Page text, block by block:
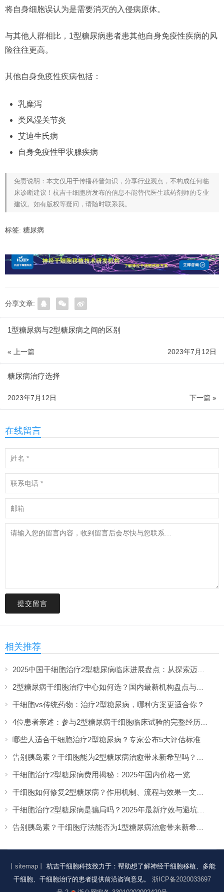
将自身细胞误认为是需要消灭的入侵病原体。
与其他人群相比，1型糖尿病患者患其他自身免疫性疾病的风
险往往更高。
其他自身免疫性疾病包括：
乳糜泻
类风湿关节炎
艾迪生氏病
自身免疫性甲状腺疾病
免责说明：本文仅用于传播科普知识，分享行业观点，不构成任何临
床诊断建议！杭吉干细胞所发布的信息不能替代医生或药剂师的专业
建议。如有版权等疑问，请随时联系我。
标签: 糖尿病
分享文章:
1型糖尿病与2型糖尿病之间的区别
« 上一篇 2023年7月12日
糖尿病治疗选择
下一篇 »
2023年7月12日
在线留言
提交留言
相关推荐
干细胞vs传统药物：治疗2型糖尿病，哪种方案更适合你？
哪些人适合干细胞治疗2型糖尿病？专家公布5大评估标准
干细胞治疗2型糖尿病费用揭秘：2025年国内价格一览
丨sitemap丨
杭吉干细胞科技致力于：帮助想了解神经干细胞移植、多能
干细胞、干细胞治疗的患者提供前沿咨询意见。 浙ICP备2020033697